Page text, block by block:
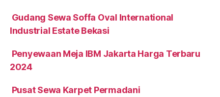
Gudang Sewa Soffa Oval International
Industrial Estate Bekasi
Penyewaan Meja IBM Jakarta Harga Terbaru
2024
Pusat Sewa Karpet Permadani